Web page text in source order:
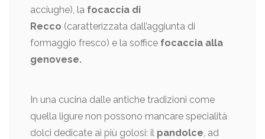
acciughe), la focaccia di
Recco (caratterizzata dall’aggiunta di
formaggio fresco) e la soffice focaccia alla
genovese.
In una cucina dalle antiche tradizioni come
quella ligure non possono mancare specialità
dolci dedicate ai più golosi: il pandolce, ad